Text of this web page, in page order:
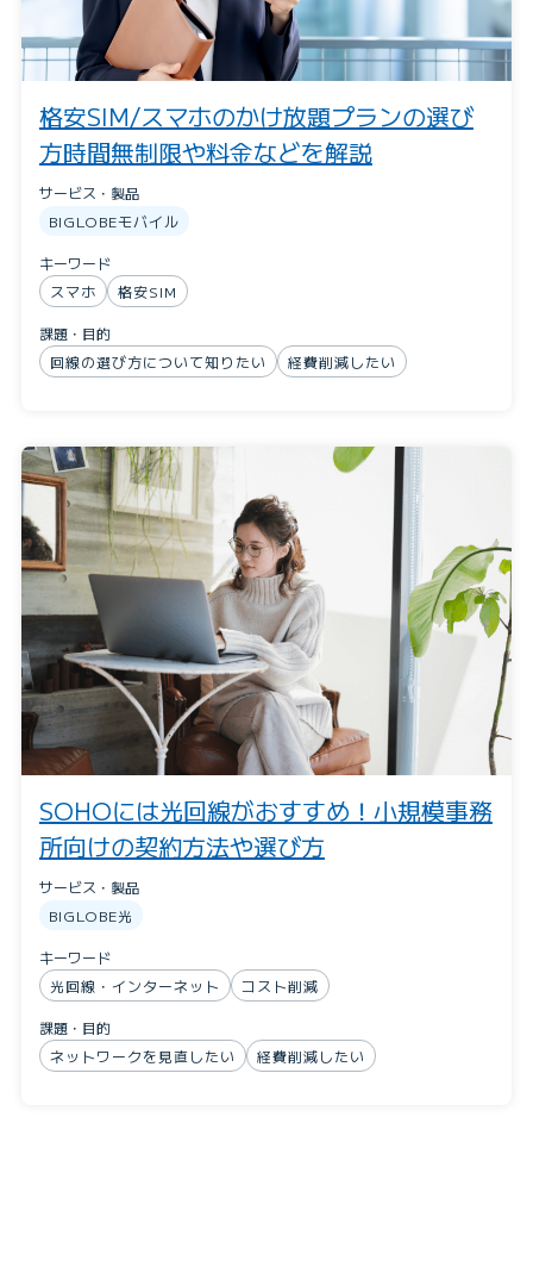
格安SIM/スマホのかけ放題プランの選び
方時間無制限や料金などを解説
サービス・製品
BIGLOBEモバイル
キーワード
スマホ
格安SIM
課題・目的
回線の選び方について知りたい
経費削減したい
SOHOには光回線がおすすめ！小規模事務
所向けの契約方法や選び方
サービス・製品
BIGLOBE光
キーワード
光回線・インターネット
コスト削減
課題・目的
ネットワークを見直したい
経費削減したい